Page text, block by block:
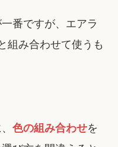
番ですが、エアラ
組み合わせて使うも
色の組み合わせを